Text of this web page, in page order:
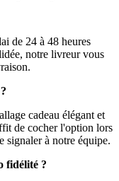
de 24 à 48 heures
notre livreur vous
cadeau élégant et
de cocher l'option lors
signaler à notre équipe.
fidélité ?